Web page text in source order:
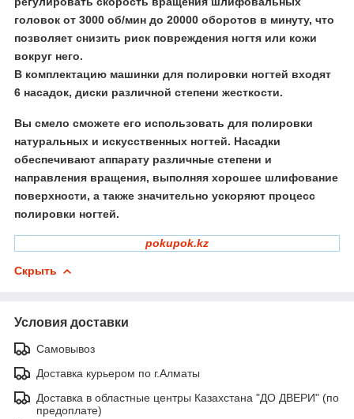
головок от 3000 об/мин до 20000 оборотов в минуту, что
позволяет снизить риск повреждения ногтя или кожи
вокруг него.
В комплектацию машинки для полировки ногтей входят
6 насадок, диски различной степени жесткости.
Вы смело сможете его использовать для полировки
натуральных и искусственных ногтей. Насадки
обеспечивают аппарату различные степени и
направления вращения, выполняя хорошее шлифование
поверхности, а также значительно ускоряют процесс
полировки ногтей.
pokupok.kz
Скрыть
Условия доставки
Самовывоз
Доставка курьером по г.Алматы
Доставка в областные центры Казахстана "ДО ДВЕРИ" (по
предоплате)